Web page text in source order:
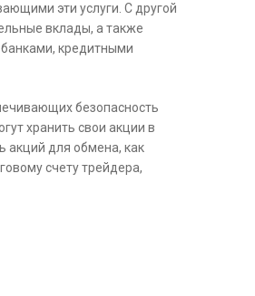
эти услуги. С другой
вклады, а также
кредитными
безопасность
хранить свои акции в
акций для обмена, как
счету трейдера,